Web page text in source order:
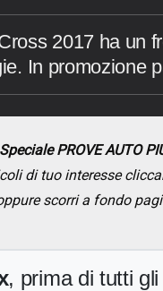
2017 ha un
In promozione
Speciale PROVE AUTO
di tuo interesse
scorri a fondo
, prima di tutti gli